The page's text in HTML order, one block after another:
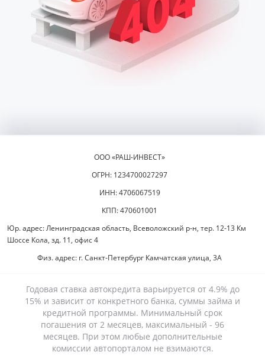
ООО «РАШ-ИНВЕСТ»
ОГРН: 1234700027297
ИНН: 4706067519
КПП: 470601001
Юр. адрес: Ленинградская область, Всеволожский р-н, тер. 12-13 Км
Шоссе Кола, зд. 11, офис 4
Физ. адрес: г. Санкт-Петербург Камчатская улица, 3А
Годовая ставка автокредита варьируется от 4.9% до
15% и зависит от конкретного банка, суммы займа и
кредитной программы. Минимальный срок
погашения от 2 месяцев, максимальный - 96
месяцев. При этом любые дополнительные
комиссии автопорталом не взимаются.